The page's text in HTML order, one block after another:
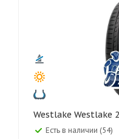
Westlake
Есть в наличии (54)